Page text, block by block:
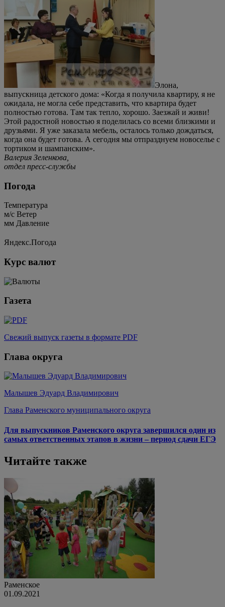
Элона,
выпускница детского дома: «Когда я получила квартиру, я не
ожидала, не могла себе представить, что квартира будет
полностью готова. Там так тепло, хорошо. Заезжай и живи!
Этой радостной новостью я поделилась со всеми близкими и
друзьями. Я уже заказала мебель, осталось только дождаться,
когда она будет готова. А сегодня мы отпразднуем новоселье с
тортиком и шампанским».
Валерия Зеленкова,
отдел пресс-службы
Погода
Температура
м/c Ветер
мм Давление
Яндекс.Погода
Курс валют
Газета
Свежий выпуск газеты в формате PDF
Глава округа
Малышев Эдуард Владимирович
Глава Раменского муниципального округа
Для выпускников Раменского округа завершился один из
самых ответственных этапов в жизни – период сдачи ЕГЭ
Читайте также
Раменское
01.09.2021